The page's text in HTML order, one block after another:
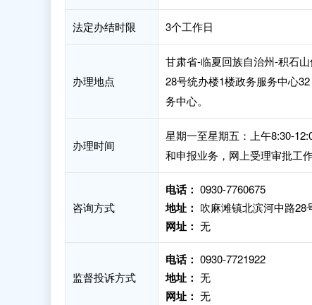
法定办结时限 3个工作日
办理地点
甘肃省-临夏回族自治州-积石
28号统办楼1楼政务服务中心
务中心。
办理时间
星期一至星期五：上午8:30-
和申报业务，网上受理审批工
咨询方式
电话： 0930-7760675
地址： 吹麻滩镇北滨河中路28
网址： 无
监督投诉方式
电话： 0930-7721922
地址： 无
网址： 无